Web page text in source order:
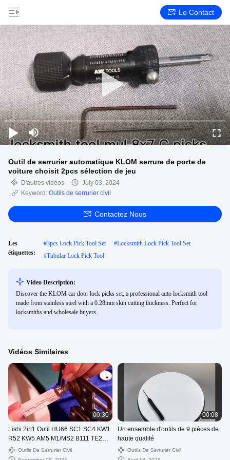
Le Contact
Outil de serrurier automatique KLOM serrure de porte de
voiture choisit 2pcs sélection de jeu
D'autres vidéos
July 03, 2024
Keyword: Outils de serrurier civil
Contactez Nous
Les
étiquettes:
#3pcs Lock Pick Tool Set #Locksmith Lock Pick Tool Set
#Tubular Lock Pick Tool
Video Description:
Discover the KLOM car door lock picks set, a professional auto locksmith tool
made from stainless steel with a 0.28mm skin cutting thickness. Perfect for
locksmiths and wholesale buyers.
Vidéos Similaires
00:30
Lishi 2in1 Outil HU66 SC1 SC4 KW1
R52 KW5 AM5 M1/MS2 B111 TE2
Décodeur de sélection de serrure
Outils De Serrurier Civil
00:08
Un ensemble d'outils de 9 pièces de
haute qualité
Outils De Serrurier Civil